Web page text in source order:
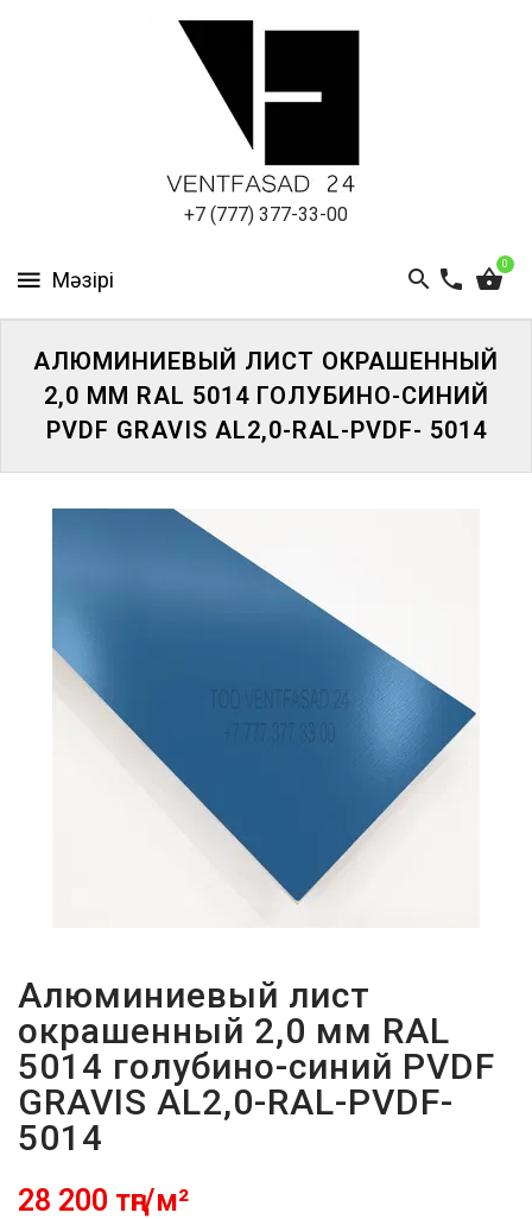
+7 (777) 377-33-00
0
ПАНЕЛИ
АЛЮМИНИЕВЫЙ ЛИСТ ОКРАШЕННЫЙ
2,0 ММ RAL 5014 ГОЛУБИНО-СИНИЙ
PVDF GRAVIS AL2,0-RAL-PVDF- 5014
Алюминиевый лист
окрашенный 2,0 мм RAL
5014 голубино-синий PVDF
GRAVIS AL2,0-RAL-PVDF-
5014
28 200 тңг/м²